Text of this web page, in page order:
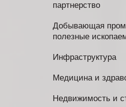
партнерство
Добывающая
полезные
Инфраструктура
Медицина и
Недвижимость и